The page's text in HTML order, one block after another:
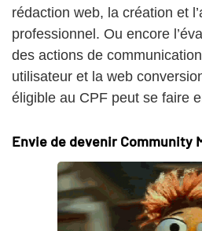
rédaction web, la création et
professionnel. Ou encore
des actions de
utilisateur et la web
éligible au CPF peut se faire
Envie de devenir Community